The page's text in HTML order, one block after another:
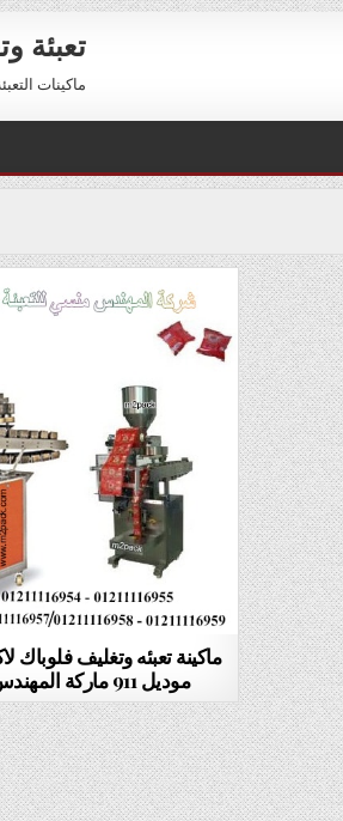
تعبئة
ماكينات التعبئة والتغليف
ماكينة تعبئه وتغليف فلوباك
موديل 911 ماركة المهندس منسى